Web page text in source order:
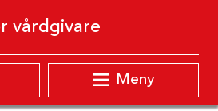
vårdgivare
Meny